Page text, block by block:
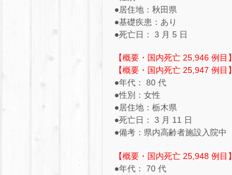
●居住地：秋田県
●基礎疾患：あり
●死亡日： 3 月 5 日
【概要・国内死亡 25,946 例目】
【概要・国内死亡 25,947 例目】
●年代： 80 代
●性別：女性
●居住地：栃木県
●死亡日： 3 月 11 日
●備考：県内高齢者施設入院中
【概要・国内死亡 25,948 例目】
●年代： 70 代